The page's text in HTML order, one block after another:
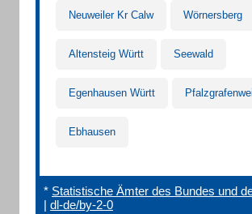
Neuweiler Kr Calw Wörnersberg
Altensteig Württ Seewald
Egenhausen Württ
Ebhausen
* Statistische Ämter des Bundes und
| dl-de/by-2-0